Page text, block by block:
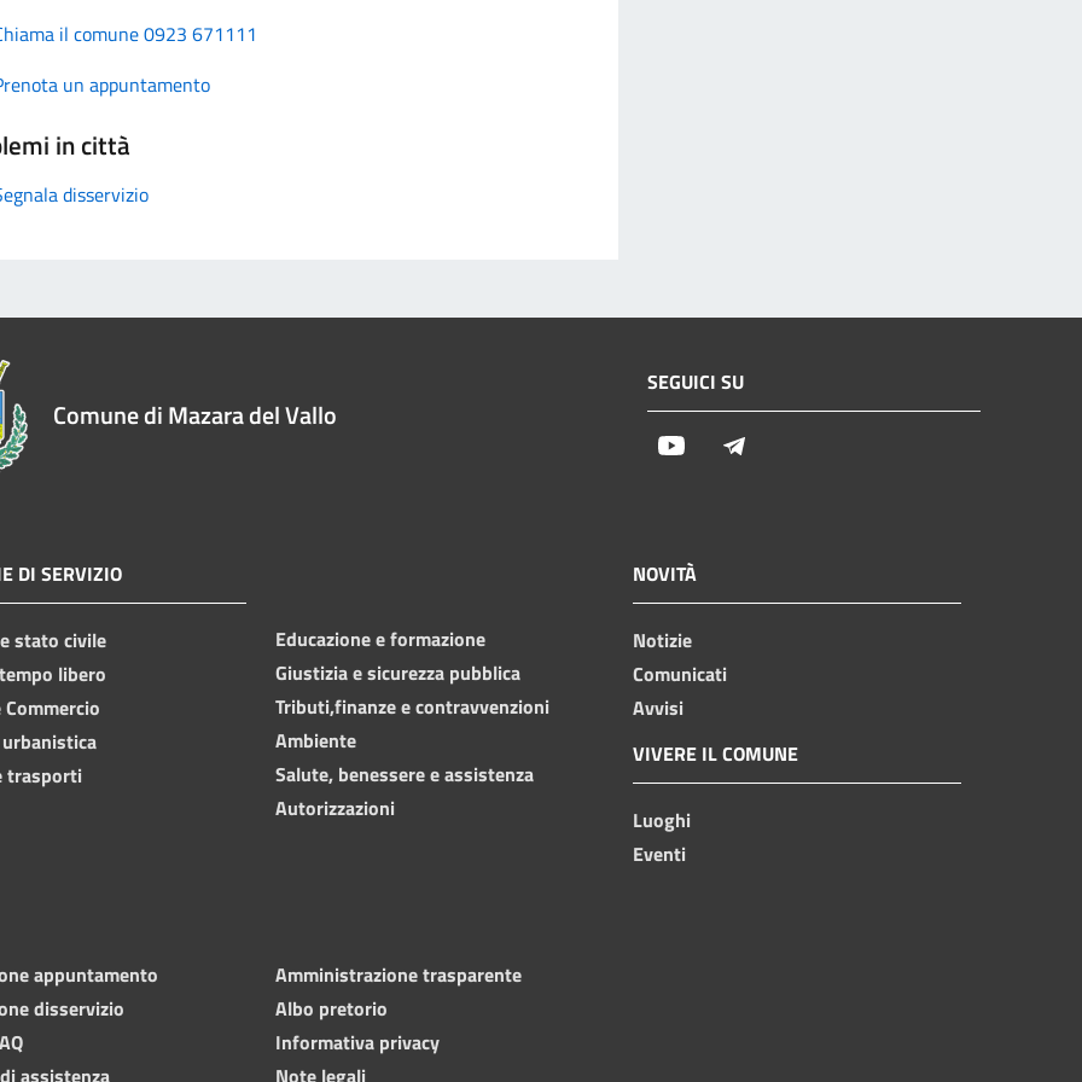
il comune 0923 671111
un appuntamento
in città
disservizio
Comune di Mazara del Vallo
SEGUICI SU
Youtube
DI SERVIZIO
stato civile
libero
trasporti
Educazione e formazione
Giustizia e sicurezza pubblica
Tributi,finanze e contravvenzioni
Ambiente
Salute, benessere e assistenza
Autorizzazioni
NOVITÀ
Notizie
Comunicati
Avvisi
VIVERE IL COMUNE
Luoghi
Eventi
appuntamento
disservizio
assistenza
Amministrazione trasparente
Albo pretorio
Informativa privacy
Note legali